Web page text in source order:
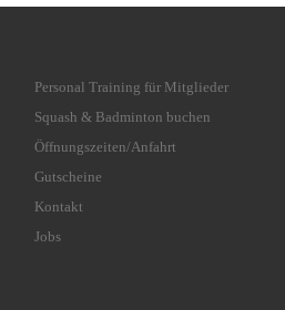
Personal Training für Mitglieder
Squash & Badminton buchen
Öffnungszeiten/Anfahrt
Gutscheine
Kontakt
Jobs